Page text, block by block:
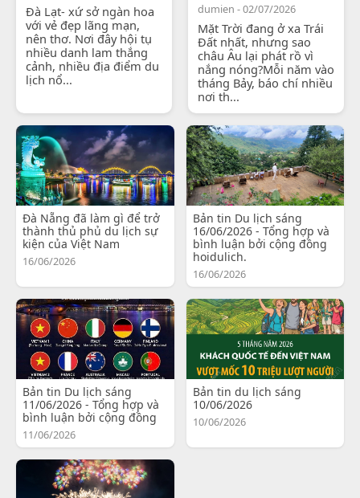
Đà Lạt- xứ sở ngàn hoa
với vẻ đẹp lãng mạn,
nên thơ. Nơi đây hội tụ
nhiều danh lam thắng
cảnh, nhiều địa điểm du
lịch nổ...
dumien - 02/07/2026
Mặt Trời đang ở xa Trái
Đất nhất, nhưng sao
châu Âu lại phát rồ vì
nắng nóng?Mỗi năm vào
tháng Bảy, báo chí nhiều
nơi th...
Đà Nẵng đã làm gì để trở
thành thủ phủ du lịch sự
kiện của Việt Nam
16/06/2026
Bản tin Du lịch sáng
16/06/2026 - Tổng hợp và
bình luận bởi cộng đồng
hoidulich.
16/06/2026
Bản tin Du lịch sáng
11/06/2026 - Tổng hợp và
bình luận bởi cộng đồng
11/06/2026
Bản tin du lịch sáng
10/06/2026
10/06/2026